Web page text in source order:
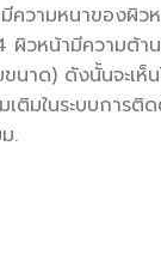
ความหนาของผิ
วหน้ามีความต้า
าด) ดังนั้นจะเห็
ติมในระบบการ
.